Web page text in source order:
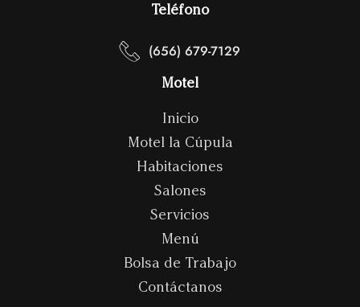
Teléfono
(656) 679-7129
Motel
Inicio
Motel la Cúpula
Habitaciones
Salones
Servicios
Menú
Bolsa de Trabajo
Contáctanos